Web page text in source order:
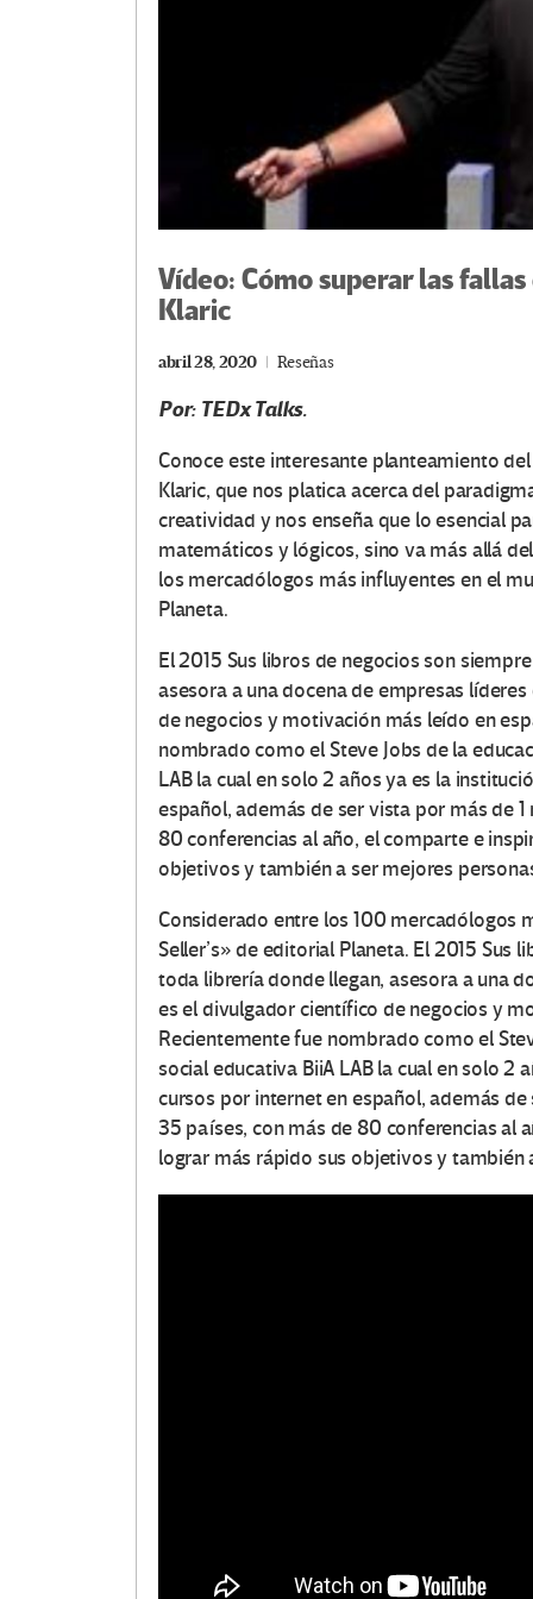
Vídeo: Cómo superar las
Klaric
abril 28, 2020 Reseñas
Por: TEDx Talks.
Conoce este interesante planteamiento
Klaric, que nos platica acerca del
creatividad y nos enseña que lo esencial
matemáticos y lógicos, sino va más allá
los mercadólogos más influyentes en el
Planeta.
El 2015 Sus libros de negocios son
asesora a una docena de empresas
de negocios y motivación más leído en
nombrado como el Steve Jobs de la
LAB la cual en solo 2 años ya es la
español, además de ser vista por más de
80 conferencias al año, el comparte e
objetivos y también a ser mejores
Considerado entre los 100 mercadólogos
Seller’s» de editorial Planeta. El 2015
toda librería donde llegan, asesora a una
es el divulgador científico de negocios y
Recientemente fue nombrado como el
social educativa BiiA LAB la cual en solo 2
cursos por internet en español, además
35 países, con más de 80 conferencias al
lograr más rápido sus objetivos y también